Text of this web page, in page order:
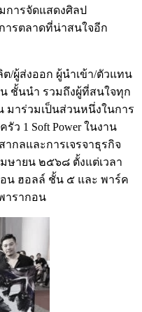
การจัดแสดงศิลป
ารตลาดที่น่าสนใจอีก
/ผู้ส่งออก ผู้นำเข้า/ตัวแทน
ชั้นนำ รวมถึงผู้ที่สนใจทุก
มาร่วมเป็นส่วนหนึ่งในการ
ว 1 Soft Power ในงาน
กลและการเจรจาธุรกิจ
ษายน ๒๕๖๘ ตั้งแต่เวลา
น ฮอลล์ ชั้น ๕ และ พาร์ค
ารากอน